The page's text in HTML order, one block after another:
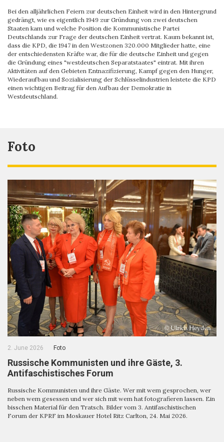
Bei den alljährlichen Feiern zur deutschen Einheit wird in den Hintergrund
gedrängt, wie es eigentlich 1949 zur Gründung von zwei deutschen
Staaten kam und welche Position die Kommunistische Partei
Deutschlands zur Frage der deutschen Einheit vertrat. Kaum bekannt ist,
dass die KPD, die 1947 in den Westzonen 320.000 Mitglieder hatte, eine
der entschiedensten Kräfte war, die für die deutsche Einheit und gegen
die Gründung eines "westdeutschen Separatstaates" eintrat. Mit ihren
Aktivitäten auf den Gebieten Entnazifizierung, Kampf gegen den Hunger,
Wiederaufbau und Sozialisierung der Schlüsselindustrien leistete die KPD
einen wichtigen Beitrag für den Aufbau der Demokratie in
Westdeutschland.
Foto
2. June 2026 Foto
Russische Kommunisten und ihre Gäste, 3.
Antifaschistisches Forum
Russische Kommunisten und ihre Gäste. Wer mit wem gesprochen, wer
neben wem gesessen und wer sich mit wem hat fotografieren lassen. Ein
bisschen Material für den Tratsch. Bilder vom 3. Antifaschistischen
Forum der KPRF im Moskauer Hotel Ritz Carlton, 24. Mai 2026.